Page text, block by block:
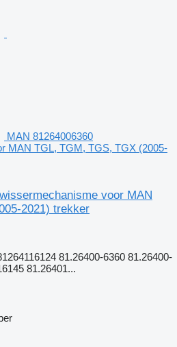
MAN 81264006360
MAN TGL, TGM, TGS, TGX (2005-
voor MAN
2021) trekker
81.26400-6360 81.26400-
81.26401...